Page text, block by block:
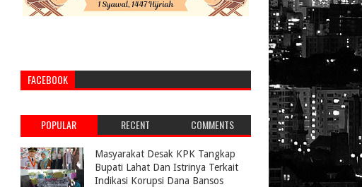
FACEBOOK
POPULAR RECENT COMMENTS
Masyarakat Desak KPK Tangkap
Bupati Lahat Dan Istrinya Terkait
Indikasi Korupsi Dana Bansos